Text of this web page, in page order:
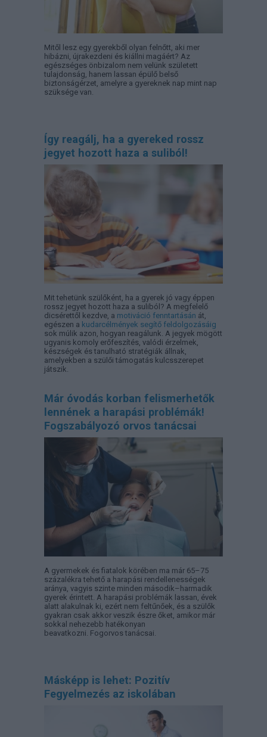
Mitől lesz egy gyerekből olyan felnőtt, aki mer
hibázni, újrakezdeni és kiállni magáért? Az
egészséges önbizalom nem velünk született
tulajdonság, hanem lassan épülő belső
biztonságérzet, amelyre a gyereknek nap mint nap
szüksége van.
Így reagálj, ha a gyereked rossz
jegyet hozott haza a suliból!
Mit tehetünk szülőként, ha a gyerek jó vagy éppen
rossz jegyet hozott haza a suliból? A megfelelő
dicsérettől kezdve, a motiváció fenntartásán át,
egészen a kudarcélmények segítő feldolgozásáig
sok múlik azon, hogyan reagálunk. A jegyek mögött
ugyanis komoly erőfeszítés, valódi érzelmek,
készségek és tanulható stratégiák állnak,
amelyekben a szülői támogatás kulcsszerepet
játszik.
Már óvodás korban felismerhetők
lennének a harapási problémák!
Fogszabályozó orvos tanácsai
A gyermekek és fiatalok körében ma már 65–75
százalékra tehető a harapási rendellenességek
aránya, vagyis szinte minden második–harmadik
gyerek érintett. A harapási problémák lassan, évek
alatt alakulnak ki, ezért nem feltűnőek, és a szülők
gyakran csak akkor veszik észre őket, amikor már
sokkal nehezebb hatékonyan
beavatkozni. Fogorvos tanácsai.
Másképp is lehet: Pozitív
Fegyelmezés az iskolában